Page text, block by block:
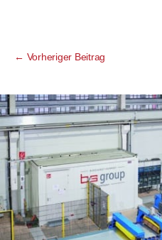
← Vorheriger Beitrag